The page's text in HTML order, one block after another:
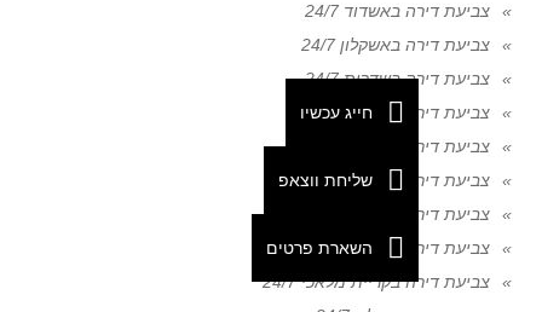
צביעת דירה באשדוד 24/7
צביעת דירה באשקלון 24/7
צביעת דירה בשדרות 24/7
צביעת דירה בבאר שבע 24/7
צביעת דירה בנתיבות 24/7
צביעת דירה באופקים 24/7
צביעת דירה בדימונה 24/7
צביעת דירה בקריית גת 24/7
צביעת דירה בקריית מלאכי 24/7
חייג עכשיו
שליחת ווצאפ
השארת פרטים